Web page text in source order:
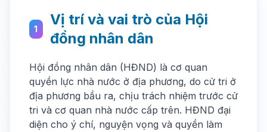
1
Vị trí và vai trò của Hội
đồng nhân dân
Hội đồng nhân dân (HĐND) là cơ quan
quyền lực nhà nước ở địa phương, do cử tri ở
địa phương bầu ra, chịu trách nhiệm trước cử
tri và cơ quan nhà nước cấp trên. HĐND đại
diện cho ý chí, nguyện vọng và quyền làm